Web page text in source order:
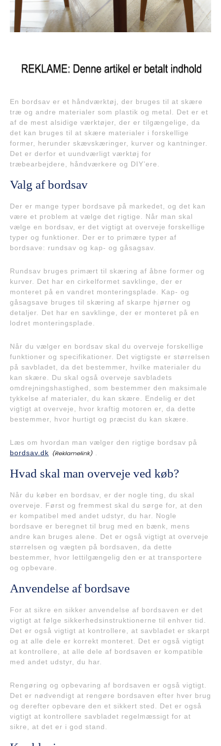
En bordsav er et håndværktøj, der bruges til at skære
træ og andre materialer som plastik og metal. Det er et
af de mest alsidige værktøjer, der er tilgængelige, da
det kan bruges til at skære materialer i forskellige
former, herunder skævskæringer, kurver og kantninger.
Det er derfor et uundværligt værktøj for
træbearbejdere, håndværkere og DIY’ere.
Valg af bordsav
Der er mange typer bordsave på markedet, og det kan
være et problem at vælge det rigtige. Når man skal
vælge en bordsav, er det vigtigt at overveje forskellige
typer og funktioner. Der er to primære typer af
bordsave: rundsav og kap- og gåsagsav.
Rundsav bruges primært til skæring af åbne former og
kurver. Det har en cirkelformet savklinge, der er
monteret på en vandret monteringsplade. Kap- og
gåsagsave bruges til skæring af skarpe hjørner og
detaljer. Det har en savklinge, der er monteret på en
lodret monteringsplade.
Når du vælger en bordsav skal du overveje forskellige
funktioner og specifikationer. Det vigtigste er størrelsen
på savbladet, da det bestemmer, hvilke materialer du
kan skære. Du skal også overveje savbladets
omdrejningshastighed, som bestemmer den maksimale
tykkelse af materialer, du kan skære. Endelig er det
vigtigt at overveje, hvor kraftig motoren er, da dette
bestemmer, hvor hurtigt og præcist du kan skære.
Læs om hvordan man vælger den rigtige bordsav på
bordsav.dk
Hvad skal man overveje ved køb?
Når du køber en bordsav, er der nogle ting, du skal
overveje. Først og fremmest skal du sørge for, at den
er kompatibel med andet udstyr, du har. Nogle
bordsave er beregnet til brug med en bænk, mens
andre kan bruges alene. Det er også vigtigt at overveje
størrelsen og vægten på bordsaven, da dette
bestemmer, hvor lettilgængelig den er at transportere
og opbevare.
Anvendelse af bordsave
For at sikre en sikker anvendelse af bordsaven er det
vigtigt at følge sikkerhedsinstruktionerne til enhver tid.
Det er også vigtigt at kontrollere, at savbladet er skarpt
og at alle dele er korrekt monteret. Det er også vigtigt
at kontrollere, at alle dele af bordsaven er kompatible
med andet udstyr, du har.
Rengøring og opbevaring af bordsaven er også vigtigt.
Det er nødvendigt at rengøre bordsaven efter hver brug
og derefter opbevare den et sikkert sted. Det er også
vigtigt at kontrollere savbladet regelmæssigt for at
sikre, at det er i god stand.